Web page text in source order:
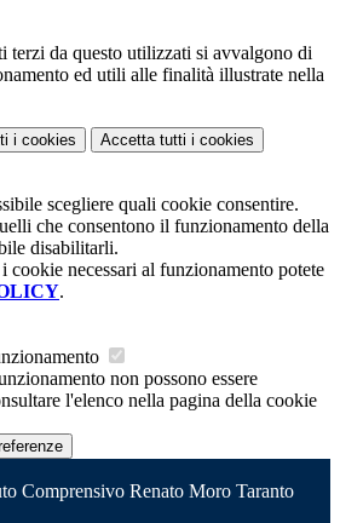
terzi da questo utilizzati si avvalgono di
ed utili alle finalità illustrate nella
i cookies Accetta tutti i cookies
scegliere quali cookie consentire.
che consentono il funzionamento della
disabilitarli.
cookie necessari al funzionamento potete
.
non possono essere
l'elenco nella pagina della cookie
Comprensivo Renato Moro Taranto